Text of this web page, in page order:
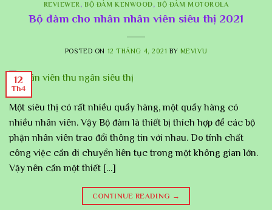
REVIEWER ,BỘ ĐÀM KENWOOD,BỘ ĐÀM MOTOROLA
Bộ đàm cho nhân nhân viên siêu thị 2021
POSTED ON 12 THÁNG 4, 2021 BY MEVIVU
12
Th4
Một siêu thị có rất nhiều quầy hàng, một quầy hàng có
nhiều nhân viên. Vậy Bộ đàm là thiết bị thích hợp để các bộ
phận nhân viên trao đổi thông tin với nhau. Do tính chất
công việc cần di chuyển liên tục trong một không gian lớn.
Vậy nên cần một thiết […]
CONTINUE READING →